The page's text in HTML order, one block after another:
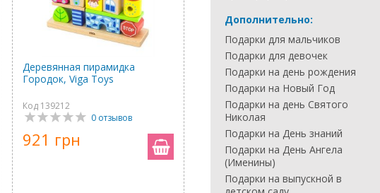
Деревянная пирамидка
Городок, Viga Toys
Код 139212
0 отзывов
921 грн
Дополнительно:
Подарки для мальчиков
Подарки для девочек
Подарки на день рождения
Подарки на Новый Год
Подарки на день Святого
Николая
Подарки на День знаний
Подарки на День Ангела
(Именины)
Подарки на выпускной в